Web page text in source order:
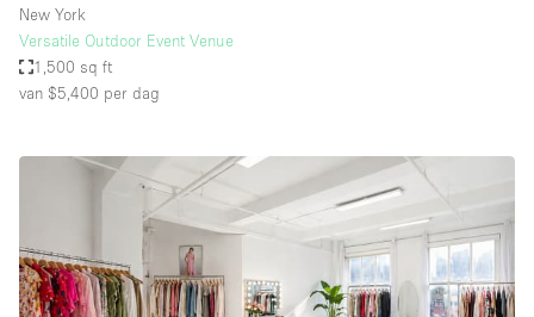
New York
Versatile Outdoor Event Venue
1,500 sq ft
van $5,400 per dag